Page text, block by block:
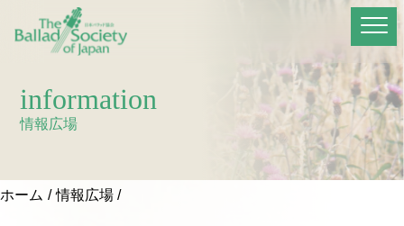
information
情報広場
ホーム 情報広場